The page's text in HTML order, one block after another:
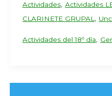
Actividades, Actividades
CLARINETE GRUPAL,
Actividades del 18º día,